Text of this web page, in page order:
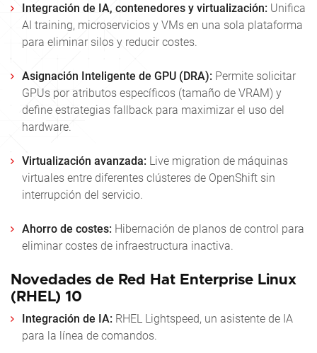
Integración de IA, contenedores y virtualización: Unifica
AI training, microservicios y VMs en una sola plataforma
para eliminar silos y reducir costes.
Asignación Inteligente de GPU (DRA): Permite solicitar
GPUs por atributos específicos (tamaño de VRAM) y
define estrategias fallback para maximizar el uso del
hardware.
Virtualización avanzada: Live migration de máquinas
virtuales entre diferentes clústeres de OpenShift sin
interrupción del servicio.
Ahorro de costes: Hibernación de planos de control para
eliminar costes de infraestructura inactiva.
Novedades de Red Hat Enterprise Linux
(RHEL) 10
Integración de IA: RHEL Lightspeed, un asistente de IA
para la línea de comandos.